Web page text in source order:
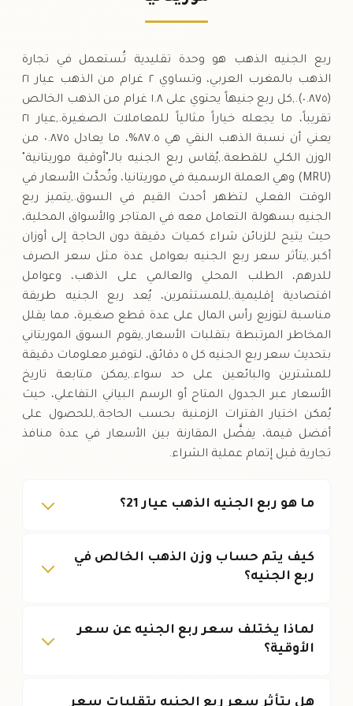
ربع الجنيه الذهب هو وحدة تقليدية تُستعمل في تجارة
الذهب بالمغرب العربي، وتساوي ٢ غرام من الذهب عيار ٢١
(٠.٨٧٥).,كل ربع جنيهاً يحتوي على ١.٨ غرام من الذهب الخالص
تقريباً، ما يجعله خياراً مثالياً للمعاملات الصغيرة.,عيار ٢١
يعني أن نسبة الذهب النقي هي ٨٧.٥%، ما يعادل ٠.٨٧٥ من
الوزن الكلي للقطعة.,يُقاس ربع الجنيه بالـ"أوقية موريتانية"
(MRU) وهي العملة الرسمية في موريتانيا، وتُحدَّث الأسعار في
الوقت الفعلي لتظهر أحدث القيم في السوق.,يتميز ربع
الجنيه بسهولة التعامل معه في المتاجر والأسواق المحلية،
حيث يتيح للزبائن شراء كميات دقيقة دون الحاجة إلى أوزان
أكبر.,يتأثر سعر ربع الجنيه بعوامل عدة مثل سعر الصرف
للدرهم، الطلب المحلي والعالمي على الذهب، وعوامل
اقتصادية إقليمية.,للمستثمرين، يُعد ربع الجنيه طريقة
مناسبة لتوزيع رأس المال على عدة قطع صغيرة، مما يقلل
المخاطر المرتبطة بتقلبات الأسعار.,يقوم السوق الموريتاني
بتحديث سعر ربع الجنيه كل ٥ دقائق، لتوفير معلومات دقيقة
للمشترين والبائعين على حد سواء.,يمكن متابعة تاريخ
الأسعار عبر الجدول المتاح أو الرسم البياني التفاعلي، حيث
يُمكن اختيار الفترات الزمنية بحسب الحاجة.,للحصول على
أفضل قيمة، يفضَّل المقارنة بين الأسعار في عدة منافذ
تجارية قبل إتمام عملية الشراء.
ما هو ربع الجنيه الذهب عيار 21؟
كيف يتم حساب وزن الذهب الخالص في
ربع الجنيه؟
لماذا يختلف سعر ربع الجنيه عن سعر
الأوقية؟